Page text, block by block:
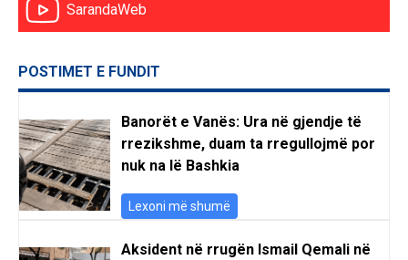
SarandaWeb
POSTIMET E FUNDIT
Banorët e Vanës: Ura në gjendje të
rrezikshme, duam ta rregullojmë por
nuk na lë Bashkia
Lexoni më shumë
Aksident në rrugën Ismail Qemali në